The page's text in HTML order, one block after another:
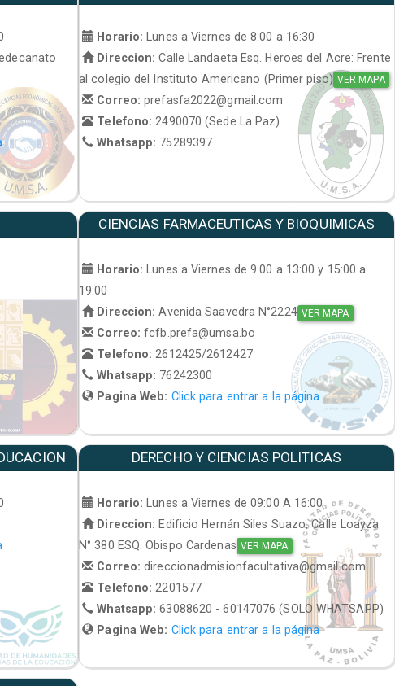
Horario:
Lunes a Viernes de 8:00 a 16:30
Direccion: Calle Landaeta Esq. Heroes del Acre: Frente
al colegio del Instituto Americano (Primer piso) VER MAPA
Correo:prefasfa2022@gmail.com
Telefono: 2490070 (Sede La Paz)
Whatsapp: 75289397
CIENCIAS FARMACEUTICAS Y BIOQUIMICAS
Horario: Lunes a Viernes de 9:00 a 13:00 y 15:00 a
19:00
Direccion: Avenida Saavedra N°2224 VER MAPA
Correo:fcfb.prefa@umsa.bo
Telefono:2612425/2612427
Whatsapp: 76242300
Pagina Web: Click para entrar a la página
DERECHO Y CIENCIAS POLITICAS
Horario:
Lunes a Viernes de 09:00 A 16:00
Direccion: Edificio Hernán Siles Suazo, Calle Loayza
N° 380 ESQ. Obispo Cardenas VER MAPA
Correo:direccionadmisionfacultativa@gmail.com
Telefono: 2201577
Whatsapp:63088620 - 60147076 (SOLO WHATSAPP)
Pagina Web: Click para entrar a la página